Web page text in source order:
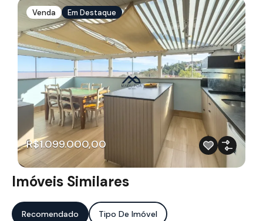
Venda Em Destaque
R$1.099.000,00
Imóveis Similares
Recomendado Tipo De Imóvel